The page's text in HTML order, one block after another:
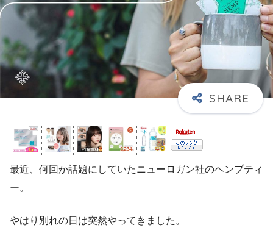
最近、何回か話題にしていたニューロガン社のヘンプティ
ー。
やはり別れの日は突然やってきました。